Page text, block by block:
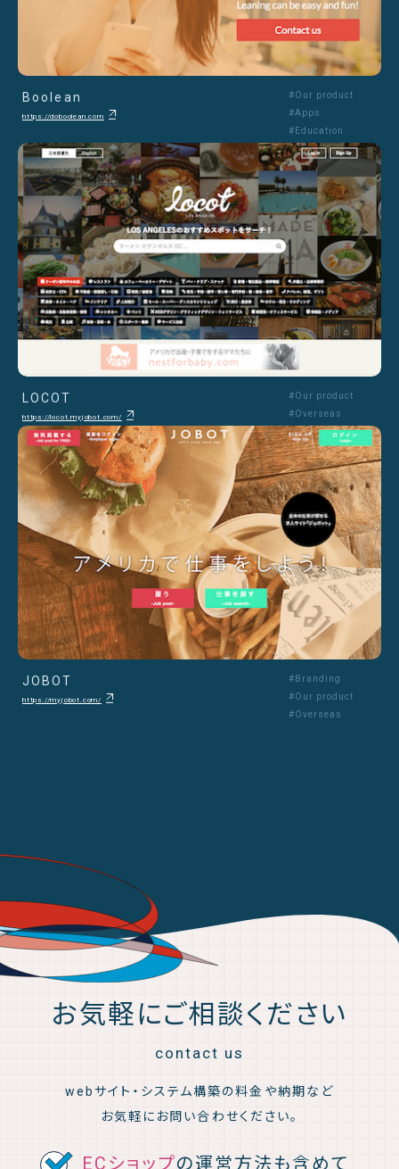
Boolean
https://doboolean.com
#Our product
#Apps
#Education
LOCOT
https://locot.myjobot.com/
#Our product
#Overseas
JOBOT
https://myjobot.com/
#Branding
#Our product
#Overseas
お気軽にご相談ください
contact us
webサイト・システム構築の料金や納期など
お気軽にお問い合わせください。
ECショップの運営方法も含めて